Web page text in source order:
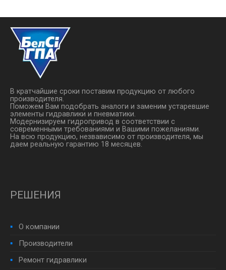
Технические данные: Код ...
В кратчайшие сроки поставим продукцию от любого
производителя.
Поможем Вам подобрать аналоги и заменим устаревшие
элементы гидравлики и пневматики.
Модернизируем гидропривод в соответствии с
современными требованиями и Вашими пожеланиями.
На всю продукцию, незвависимо от производителя, мы
даем реальную гарантию 18 месяцев.
РЕШЕНИЯ
О компании
Производители
Ремонт гидравлики